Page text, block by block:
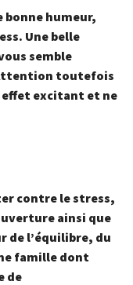
humeur,
Une belle
semble
toutefois
effet excitant et ne
contre le stress,
ainsi que
de l’équilibre, du
famille dont
de